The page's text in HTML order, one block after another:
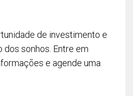
de investimento e
sonhos. Entre em
e agende uma